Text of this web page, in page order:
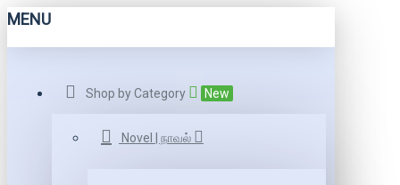
MENU
Shop by Category New
Novel | நாவல்